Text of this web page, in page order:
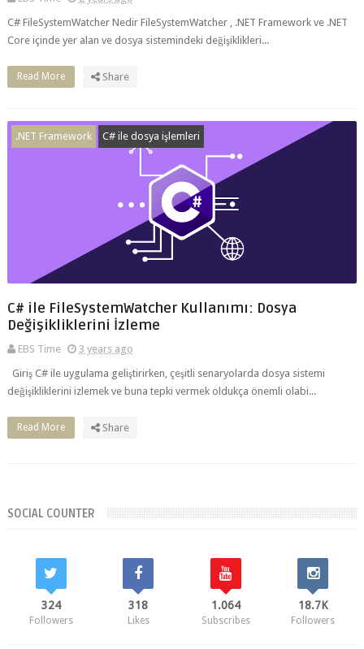
C# FileSystemWatcher Nedir FileSystemWatcher , .NET Framework ve .NET
Core içinde yer alan ve dosya sistemindeki değişiklikleri...
Read More Share
.NET Framework C# ile dosya işlemleri
C# ile FileSystemWatcher Kullanımı: Dosya
Değişikliklerini İzleme
EBS Time
3 years ago
Giriş C# ile uygulama geliştirirken, çeşitli senaryolarda dosya sistemi
değişikliklerini izlemek ve buna tepki vermek oldukça önemli olabi...
Read More Share
SOCIAL COUNTER
324
Followers
318
Likes
1.064
Subscribes
18.7K
Followers